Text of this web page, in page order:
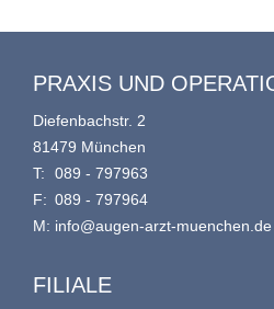
PRAXIS UND
Diefenbachstr. 2
81479 München
T:
089 - 797963
F: 089 - 797964
M: info@augen-arzt-muenchen.de
FILIALE